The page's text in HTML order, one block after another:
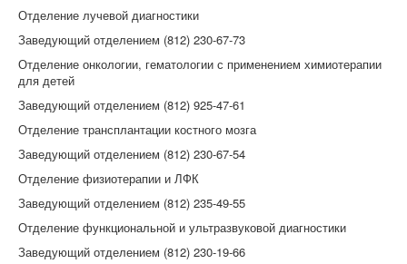
Отделение лучевой диагностики
Заведующий отделением (812) 230-67-73
Отделение онкологии, гематологии с применением химиотерапии
для детей
Заведующий отделением (812) 925-47-61
Отделение трансплантации костного мозга
Заведующий отделением (812) 230-67-54
Отделение физиотерапии и ЛФК
Заведующий отделением (812) 235-49-55
Отделение функциональной и ультразвуковой диагностики
Заведующий отделением (812) 230-19-66